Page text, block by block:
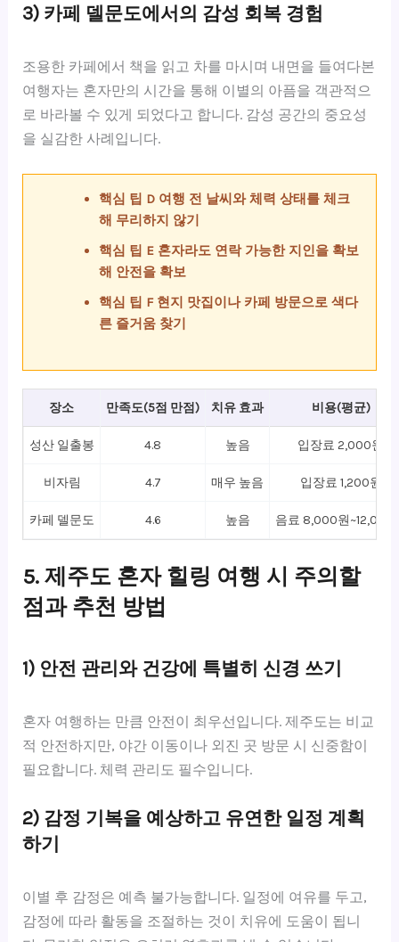
3) 카페 델문도에서의 감성 회복 경험
조용한 카페에서 책을 읽고 차를 마시며 내면을 들여다본
여행자는 혼자만의 시간을 통해 이별의 아픔을 객관적으
로 바라볼 수 있게 되었다고 합니다. 감성 공간의 중요성
을 실감한 사례입니다.
핵심 팁 D 여행 전 날씨와 체력 상태를 체크
해 무리하지 않기
핵심 팁 E 혼자라도 연락 가능한 지인을 확보
해 안전을 확보
핵심 팁 F 현지 맛집이나 카페 방문으로 색다
른 즐거움 찾기
장소 만족도(5점 만점) 치유 효과 비용(평균)
성산 일출봉 4.8 높음 입장료 2,000원
비자림 4.7 매우 높음 입장료 1,200원
카페 델문도 4.6 높음 음료 8,000원~12,000
5. 제주도 혼자 힐링 여행 시 주의할
점과 추천 방법
1) 안전 관리와 건강에 특별히 신경 쓰기
혼자 여행하는 만큼 안전이 최우선입니다. 제주도는 비교
적 안전하지만, 야간 이동이나 외진 곳 방문 시 신중함이
필요합니다. 체력 관리도 필수입니다.
2) 감정 기복을 예상하고 유연한 일정 계획
하기
이별 후 감정은 예측 불가능합니다. 일정에 여유를 두고,
감정에 따라 활동을 조절하는 것이 치유에 도움이 됩니